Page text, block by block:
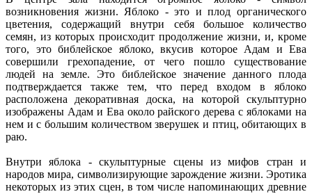
возникновения жизни. Яблоко - это и плод органического
цветения, содержащий внутри себя большое количество
семян, из которых происходит продолжение жизни, и, кроме
того, это библейское яблоко, вкусив которое Адам и Ева
совершили грехопадение, от чего пошло существование
людей на земле. Это библейское значение данного плода
подтверждается также тем, что перед входом в яблоко
расположена декоративная доска, на которой скульптурно
изображены Адам и Ева около райского дерева с яблоками на
нем и с большим количеством зверушек и птиц, обитающих в
раю.
Внутри яблока - скульптурные сцены из мифов стран и
народов мира, символизирующие зарождение жизни. Эротика
некоторых из этих сцен, в том числе напоминающих древние